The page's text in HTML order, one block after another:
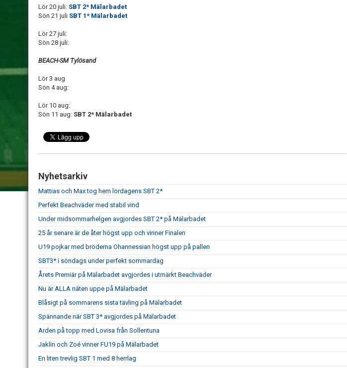
Lör 20 juli: SBT 2* Mälarbadet
Sön 21 juli SBT 1* Mälarbadet
Lör 27 juli:
Sön 28 juli:
BEACH-SM Tylösand
Lör 3 aug
Sön 4 aug:
Lör 10 aug:
Sön 11 aug: SBT 2* Mälarbadet
Nyhetsarkiv
Mattias och Max tog hem lördagens SBT 2*
Perfekt Beachväder med stabil vind
Under midsommarhelgen avgjordes SBT 2* på Mälarbadet
25 år senare är de åter högst upp och vinner Finalen
U19 pojkar med bröderna Ohannessian högst upp på pallen
SBT3* i söndags under perfekt sommardag
Årets Premiär på Mälarbadet avgjordes i utmärkt Beachväder
Nu är ALLA näten uppe på Mälarbadet
Blåsigt på sommarens sista tävling på Mälarbadet
Spännande när SBT 3* avgjordes på Mälarbadet
Arden på topp med Lovisa från Sollentuna
Jaklin och Zoé vinner FU19 på Mälarbadet
En liten trevlig SBT 1 med 8 herrlag